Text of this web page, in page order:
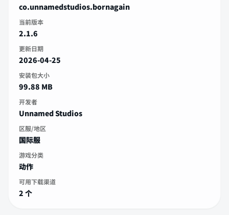
co.unnamedstudios.bornagain
当前版本
2.1.6
更新日期
2026-04-25
安装包大小
99.88 MB
开发者
Unnamed Studios
区服/地区
国际服
游戏分类
动作
可用下载渠道
2 个